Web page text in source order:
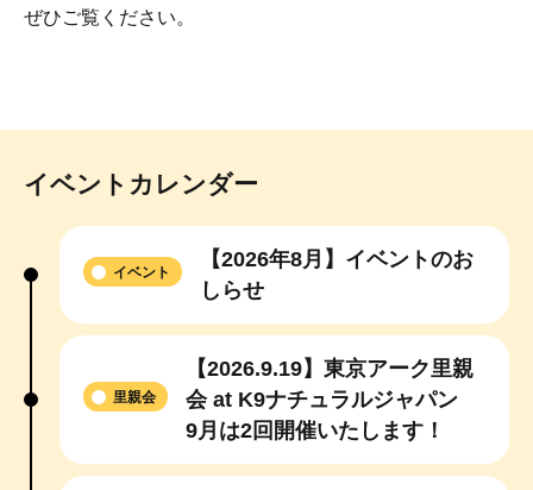
ぜひご覧ください。
イベントカレンダー
【2026年8月】イベントのお
しらせ
イベント
【2026.9.19】東京アーク里親
会 at K9ナチュラルジャパン
9月は2回開催いたします！
里親会